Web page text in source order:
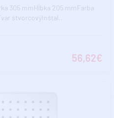
305 mmHĺbka 205 mmFarba
štvorcovýInštal..
56,62€